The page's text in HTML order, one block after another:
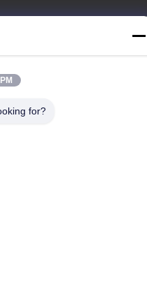
জেলা, দাতং, শানসি, চীন
for?